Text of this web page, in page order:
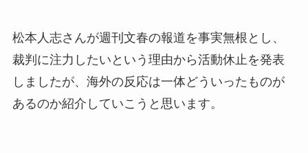
松本人志さんが週刊文春の報道を事実無根とし、
裁判に注力したいという理由から活動休止を発表
しましたが、海外の反応は一体どういったものが
あるのか紹介していこうと思います。